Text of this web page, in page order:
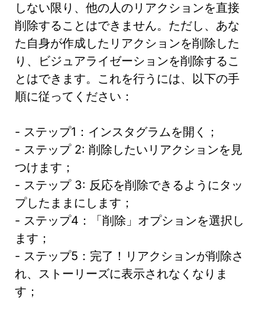
しない限り、他の人のリアクションを直接
削除することはできません。ただし、あな
た自身が作成したリアクションを削除した
り、ビジュアライゼーションを削除するこ
とはできます。これを行うには、以下の手
順に従ってください：
- ステップ1：インスタグラムを開く；
- ステップ 2: 削除したいリアクションを見
つけます；
- ステップ 3: 反応を削除できるようにタッ
プしたままにします；
- ステップ4：「削除」オプションを選択し
ます；
- ステップ5：完了！リアクションが削除さ
れ、ストーリーズに表示されなくなりま
す；